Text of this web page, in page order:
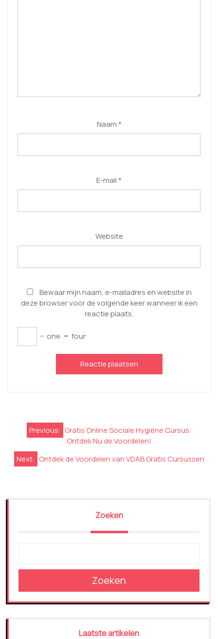
Naam *
E-mail *
Website
Bewaar mijn naam, e-mailadres en website in
deze browser voor de volgende keer wanneer ik een
reactie plaats.
− one = four
Berichtnavigatie
Previous: Gratis Online Sociale Hygiëne Cursus:
Ontdek Nu de Voordelen!
Next: Ontdek de Voordelen van VDAB Gratis Cursussen
Zoeken
Zoeken
Laatste artikelen